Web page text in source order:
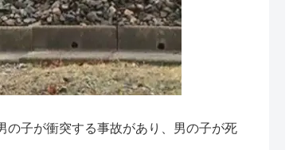
の子が衝突する事故があり、男の子が死